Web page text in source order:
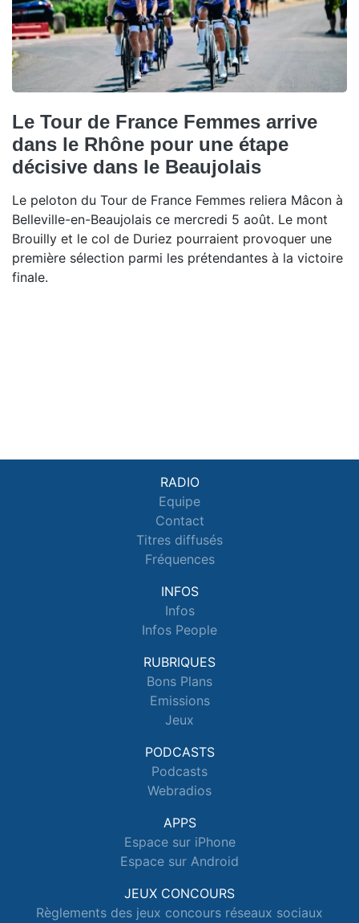
Le Tour de France Femmes arrive
dans le Rhône pour une étape
décisive dans le Beaujolais
Le peloton du Tour de France Femmes reliera Mâcon à
Belleville-en-Beaujolais ce mercredi 5 août. Le mont
Brouilly et le col de Duriez pourraient provoquer une
première sélection parmi les prétendantes à la victoire
finale.
RADIO
Equipe
Contact
Titres diffusés
Fréquences
INFOS
Infos
Infos People
RUBRIQUES
Bons Plans
Emissions
Jeux
PODCASTS
Podcasts
Webradios
APPS
Espace sur iPhone
Espace sur Android
JEUX CONCOURS
Règlements des jeux concours réseaux sociaux